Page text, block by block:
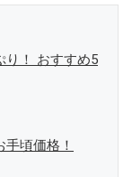
り！ おすすめ5
頃価格！